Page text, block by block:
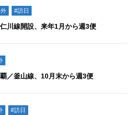
#訪日
川線開設、来年1月から週3便
／釜山線、10月末から週3便
#訪日